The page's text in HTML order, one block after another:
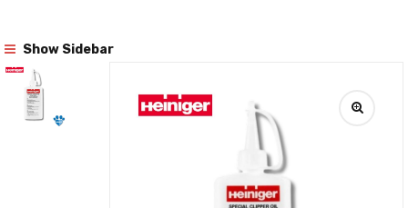
Show Sidebar